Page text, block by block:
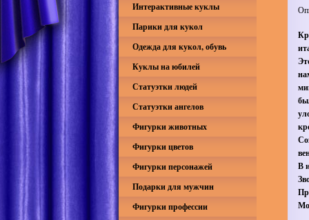
В
Интерактивные куклы
Парики для кукол
Одежда для кукол, обувь
Куклы на юбилей
Статуэтки людей
Статуэтки ангелов
Фигурки животных
Фигурки цветов
Фигурки персонажей
Подарки для мужчин
Фигурки профессии